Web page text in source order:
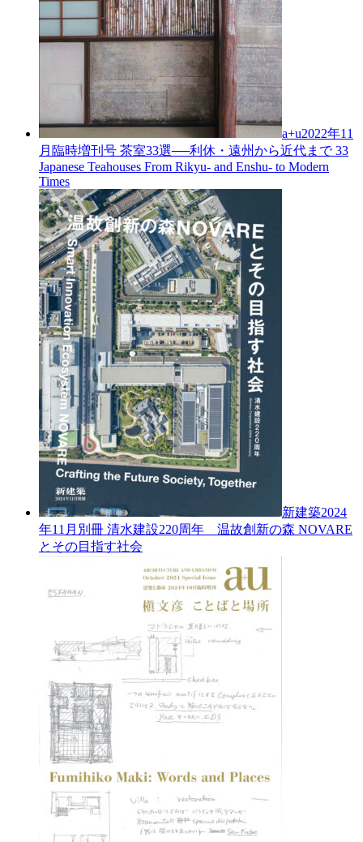
a+u2022年11
月臨時増刊号 茶室33選──利休・遠州から近代まで 33
Japanese Teahouses From Rikyu- and Enshu- to Modern
Times
新建築2024
年11月別冊 清水建設220周年 温故創新の森 NOVARE
とその目指す社会